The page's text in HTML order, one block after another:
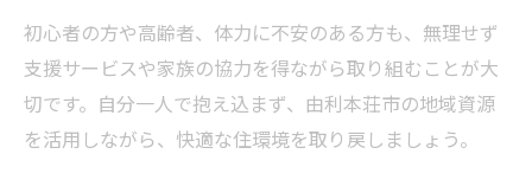
初心者の方や高齢者、体力に不安のある方も、無理せず
支援サービスや家族の協力を得ながら取り組むことが大
切です。自分一人で抱え込まず、由利本荘市の地域資源
を活用しながら、快適な住環境を取り戻しましょう。